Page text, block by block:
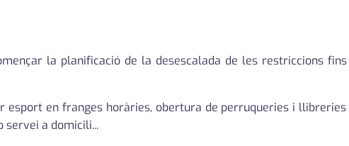
la planificació de la desescalada de les restriccions
esport en franges horàries, obertura de perruqueries i llibreries
servei a domicili...